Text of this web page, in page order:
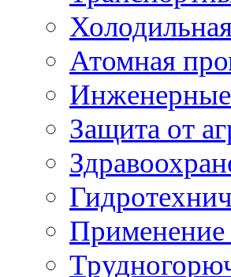
Атомная
Инженерные
Защита от
Применение